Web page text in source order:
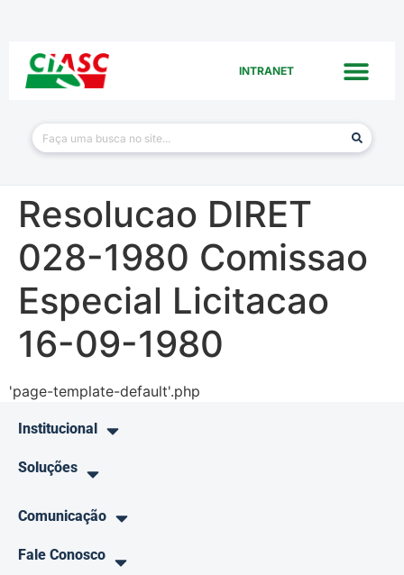
INTRANET
Resolucao DIRET
028-1980 Comissao
Especial Licitacao
16-09-1980
'page-template-default'.php
Institucional
Soluções
Comunicação
Fale Conosco